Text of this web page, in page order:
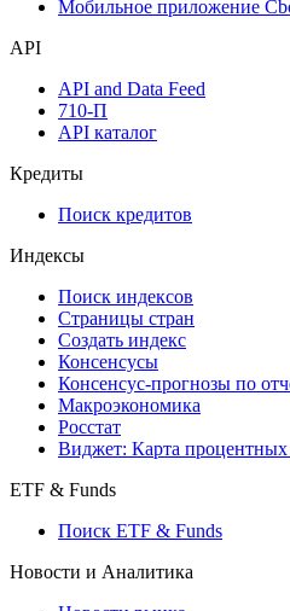
Мобильное приложение
API
API and Data Feed
710-П
API каталог
Кредиты
Поиск кредитов
Индексы
Поиск индексов
Страницы стран
Создать индекс
Консенсусы
Консенсус-прогнозы по
Макроэкономика
Росстат
Виджет: Карта процентных
ETF & Funds
Поиск ETF & Funds
Новости и Аналитика